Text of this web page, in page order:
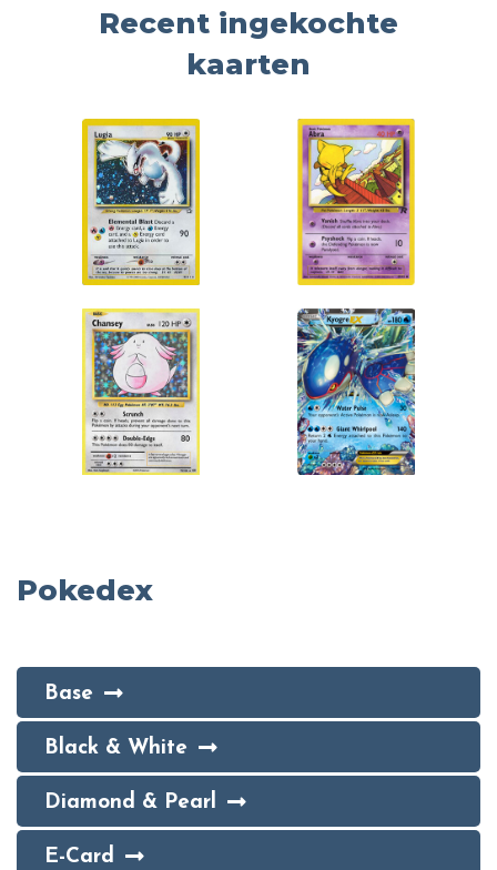
Recent ingekochte
kaarten
Pokedex
Base
Black & White
Diamond & Pearl
E-Card